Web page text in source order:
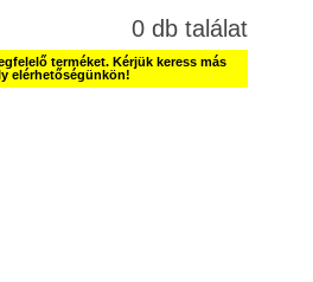
0 db találat
terméket. Kérjük keress más
elérhetőségünkön!